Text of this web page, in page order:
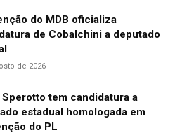
do MDB oficializa
de Cobalchini a deputado
de 2026
Sperotto tem candidatura a
estadual homologada em
do PL